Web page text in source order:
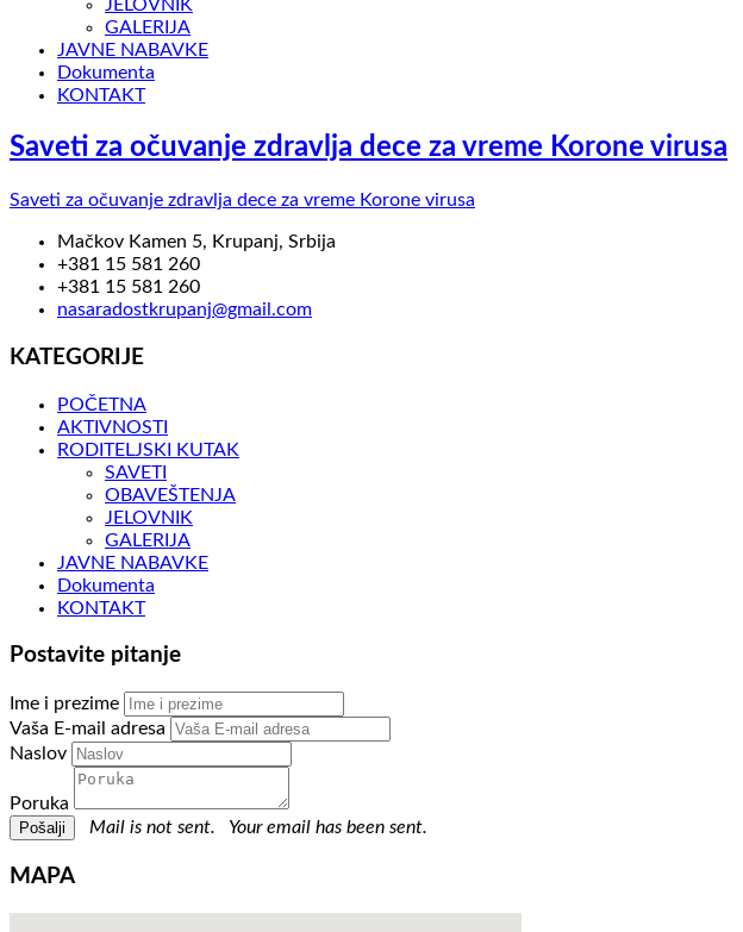
JELOVNIK
GALERIJA
JAVNE NABAVKE
Dokumenta
KONTAKT
Saveti za očuvanje zdravlja dece za vreme Korone virusa
Saveti za očuvanje zdravlja dece za vreme Korone virusa
Mačkov Kamen 5, Krupanj, Srbija
+381 15 581 260
+381 15 581 260
nasaradostkrupanj@gmail.com
KATEGORIJE
POČETNA
AKTIVNOSTI
RODITELJSKI KUTAK
SAVETI
OBAVEŠTENJA
JELOVNIK
GALERIJA
JAVNE NABAVKE
Dokumenta
KONTAKT
Postavite pitanje
Ime i prezime
Vaša E-mail adresa
Naslov
Poruka
Mail is not sent.
Your email has been sent.
MAPA